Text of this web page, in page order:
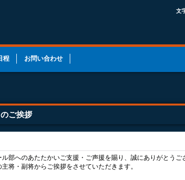
文
程 お問い合わせ
ご挨拶
部へのあたたかいご支援・ご声援を賜り、誠にありがとうご
将・副将からご挨拶をさせていただきます。